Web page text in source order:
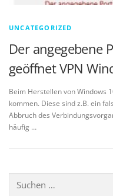
UNCATEGORIZED
Der angegebene
geöffnet VPN
Beim Herstellen von Windows
kommen. Diese sind z.B. ein
Abbruch des
häufig …
nach: